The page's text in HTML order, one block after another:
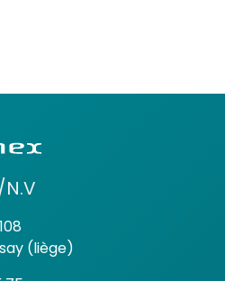
N.V
(liège)